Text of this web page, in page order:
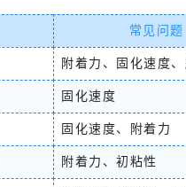
常见问题
附着力、固化速度、
固化速度
固化速度、附着力
附着力、初粘性